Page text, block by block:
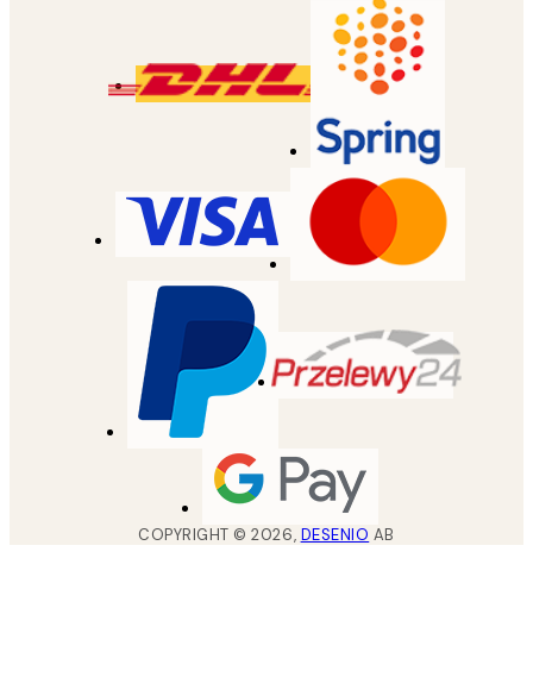
COPYRIGHT ©2026, DESENIO AB